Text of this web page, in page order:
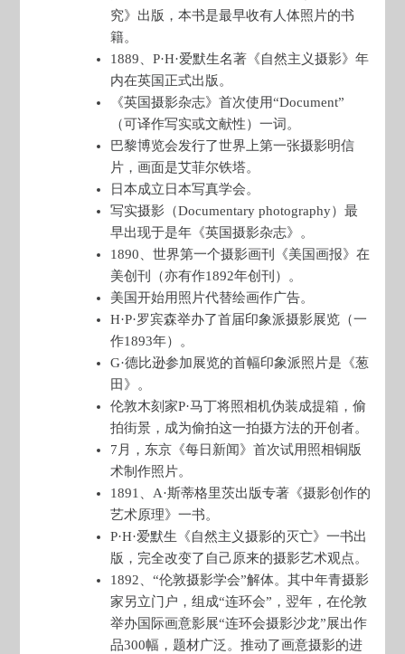
究》出版，本书是最早收有人体照片的书
籍。
1889、P·H·爱默生名著《自然主义摄影》年
内在英国正式出版。
《英国摄影杂志》首次使用“Document”
（可译作写实或文献性）一词。
巴黎博览会发行了世界上第一张摄影明信
片，画面是艾菲尔铁塔。
日本成立日本写真学会。
写实摄影（Documentary photography）最
早出现于是年《英国摄影杂志》。
1890、世界第一个摄影画刊《美国画报》在
美创刊（亦有作1892年创刊）。
美国开始用照片代替绘画作广告。
H·P·罗宾森举办了首届印象派摄影展览（一
作1893年）。
G·德比逊参加展览的首幅印象派照片是《葱
田》。
伦敦木刻家P·马丁将照相机伪装成提箱，偷
拍街景，成为偷拍这一拍摄方法的开创者。
7月，东京《每日新闻》首次试用照相铜版
术制作照片。
1891、A·斯蒂格里茨出版专著《摄影创作的
艺术原理》一书。
P·H·爱默生《自然主义摄影的灭亡》一书出
版，完全改变了自己原来的摄影艺术观点。
1892、“伦敦摄影学会”解体。其中年青摄影
家另立门户，组成“连环会”，翌年，在伦敦
举办国际画意影展“连环会摄影沙龙”展出作
品300幅，题材广泛。推动了画意摄影的进